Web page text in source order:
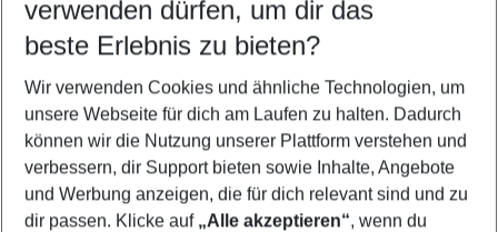
Quicklinks
Flug & Hotel Sharjah
Frübucher Angebote Sharjah für 2026
Pauschalreisen Sharjah
Urlaub Sharjah
verwenden dürfen, um dir das
beste Erlebnis zu bieten?
Wir verwenden Cookies und ähnliche Technologien, um
unsere Webseite für dich am Laufen zu halten. Dadurch
können wir die Nutzung unserer Plattform verstehen und
verbessern, dir Support bieten sowie Inhalte, Angebote
und Werbung anzeigen, die für dich relevant sind und zu
dir passen. Klicke auf „Alle akzeptieren“, wenn du